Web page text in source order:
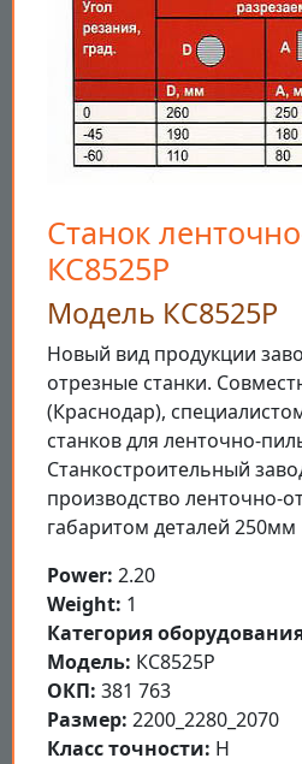
Станок
КС8525Р
Модель КС8525Р
Новый вид продукции
отрезные станки.
(Краснодар),
станков для ленточно-
Станкостроительный
производство ленточно-
габаритом деталей 250мм
Power: 2.20
Weight: 1
Категория
Модель: КС8525Р
ОКП: 381 763
Размер: 2200_2280_2070
Класс точности: Н